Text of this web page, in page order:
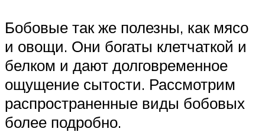
Бобовые так же полезны, как мясо
и овощи. Они богаты клетчаткой и
белком и дают долговременное
ощущение сытости. Рассмотрим
распространенные виды бобовых
более подробно.